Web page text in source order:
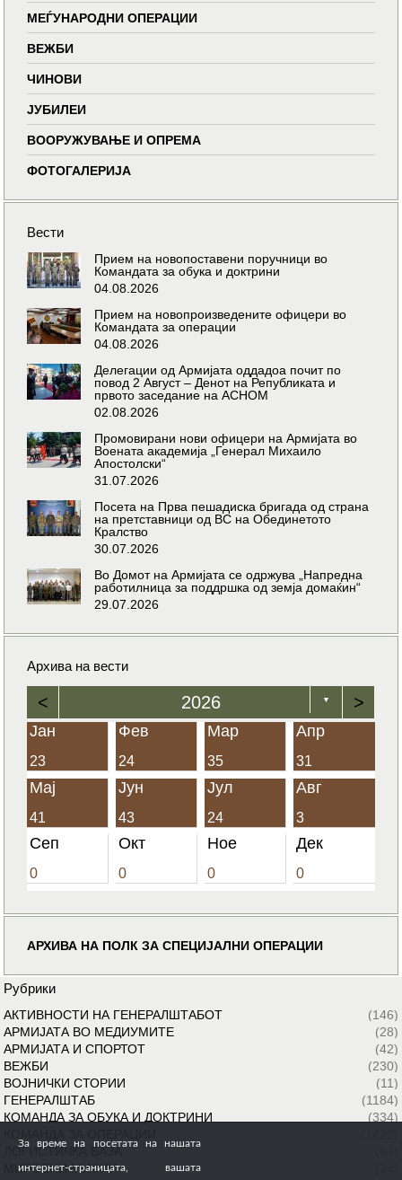
МЕЃУНАРОДНИ ОПЕРАЦИИ
ВЕЖБИ
ЧИНОВИ
ЈУБИЛЕИ
ВООРУЖУВАЊЕ И ОПРЕМА
ФОТОГАЛЕРИЈА
Вести
Прием на новопоставени поручници во
Командата за обука и доктрини
04.08.2026
Прием на новопроизведените офицери во
Командата за операции
04.08.2026
Делегации од Армијата оддадоа почит по
повод 2 Август – Денот на Републиката и
првото заседание на АСНОМ
02.08.2026
Промовирани нови офицери на Армијата во
Воената академија „Генерал Михаило
Апостолски“
31.07.2026
Посета на Прва пешадиска бригада од страна
на претставници од ВС на Обединетото
Кралство
30.07.2026
Во Домот на Армијата се одржува „Напредна
работилница за поддршка од земја домаќин“
29.07.2026
Архива на вести
< 2026 ▼ >
Јан
23
Фев
24
Мар
35
Апр
31
Мај
41
Јун
43
Јул
24
Авг
3
Сеп
0
Окт
0
Ное
0
Дек
0
АРХИВА НА ПОЛК ЗА СПЕЦИЈАЛНИ ОПЕРАЦИИ
Рубрики
АКТИВНОСТИ НА ГЕНЕРАЛШТАБОТ
(146)
АРМИЈАТА ВО МЕДИУМИТЕ
(28)
АРМИЈАТА И СПОРТОТ
(42)
ВЕЖБИ
(230)
ВОЈНИЧКИ СТОРИИ
(11)
ГЕНЕРАЛШТАБ
(1184)
КОМАНДА ЗА ОБУКА И ДОКТРИНИ
(334)
ЛОГИСТИЧКА БАЗА
МИРОВНИ МИСИИ
За време на посетата на нашата
интернет-страницата, вашата